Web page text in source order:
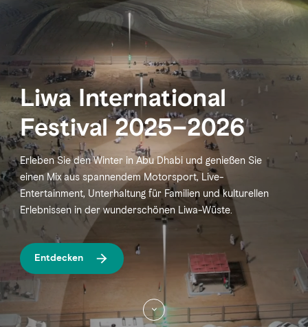
Liwa International
Festival 2025–2026
Erleben Sie den Winter in Abu Dhabi und genießen Sie
einen Mix aus spannendem Motorsport, Live-
Entertainment, Unterhaltung für Familien und kulturellen
Erlebnissen in der wunderschönen Liwa-Wüste.
Entdecken